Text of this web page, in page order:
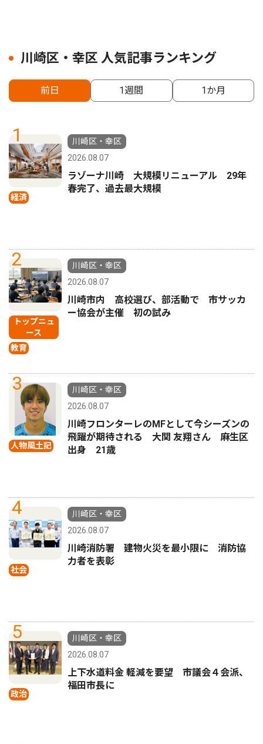
川崎区・幸区 人気記事ランキング
前日 1週間 1か月
1
経済
川崎区・幸区
2026.08.07
ラゾーナ川崎 大規模リニューアル 29年
春完了、過去最大規模
2
トップニュ
ース
教育
川崎区・幸区
2026.08.07
川崎市内 高校選び、部活動で 市サッカ
ー協会が主催 初の試み
3
人物風土記
川崎区・幸区
2026.08.07
川崎フロンターレのMFとして今シーズンの
飛躍が期待される 大関 友翔さん 麻生区
出身 21歳
4
社会
川崎区・幸区
2026.08.07
川崎消防署 建物火災を最小限に 消防協
力者を表彰
5
政治
川崎区・幸区
2026.08.07
上下水道料金 軽減を要望 市議会４会派、
福田市長に